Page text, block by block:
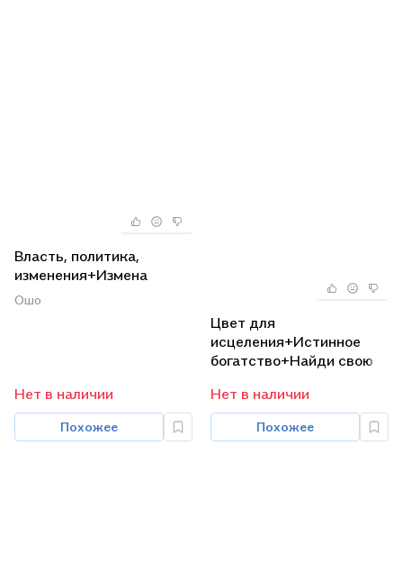
Власть, политика,
изменения+Измена
(комплект из 2-х книг)
Ошо
Нет в наличии
Похожее
Цвет для
исцеления+Истинное
богатство+Найди свою
книг)
Нет в наличии
Похожее